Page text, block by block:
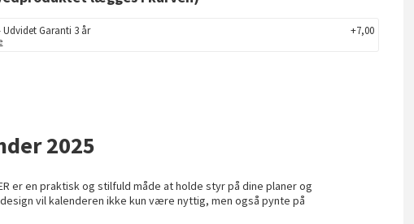
Udvidet Garanti 3 år +7,00
2025
er en praktisk og stilfuld måde at holde styr på dine planer og
vil kalenderen ikke kun være nyttig, men også pynte på